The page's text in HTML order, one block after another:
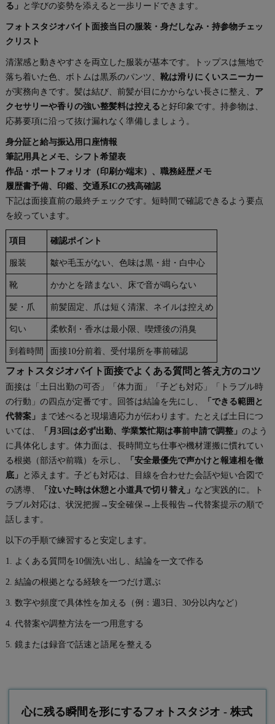
る」 と学びの姿勢を添えると一歩リードできます。
フォトスタジオバイト面接当日の服装・身だしなみ・持参物チェッ
クリスト
清潔感と動きやすさを両立した服装が基本です。トップスは無地で
落ち着いた色、ボトムは黒系のパンツ、 靴は滑りにくいスニーカー
が実務向きです。髪は結び、前髪が目にかからない長さに整え、 ア
クセサリーや香りの強い整髪料は控える と好印象です。持参物は、
応募要項に沿って抜け漏れなく準備しましょう。
身分証と給与振込用口座情報
筆記用具とメモ、シフト希望表
作品・ポートフォリオ（印刷か端末）、職務経歴メモ
履歴書予備、印鑑、交通系ICの残高確認
下記は面接直前の最終チェックです。短時間で確認できるよう要点
を絞っています。
項目 確認ポイント
服装 皺や毛玉がない、色味は黒・紺・白中心
靴 かかとを踏まない、床で音が鳴らない
髪・爪 前髪固定、爪は短く清潔、ネイルは控えめ
匂い 柔軟剤・香水は最小限、喫煙後の消臭
到着時間 面接10分前着、受付場所を事前確認
フォトスタジオバイト面接でよくある質問と答え方のコツ
面接は「土日出勤の可否」「体力面」「子ども対応」「トラブル時
の行動」の四点が定番です。回答は結論を先にし、
「できる範囲と
代替案」
まで述べると現場適応力が伝わります。たとえば土日につ
いては、
「月3回は必ず出勤、学業繁忙期は事前申請で調整」 のよう
に具体化します。体力面は、長時間立ち仕事や機材運搬に慣れてい
る根拠（部活や前職）を示し、
「安全最優先で声かけと報連相を徹
底」 と添えます。子ども対応は、目線を合わせた会話や短い合図で
の誘導、
「泣いた時は休憩と小道具で切り替え」 など実践的に。ト
ラブル対応は、状況把握→安全確保→上長報告→代替案提示の順で
話します。
以下の手順で練習すると安定します。
1. よくある質問を10個洗い出し、結論を一文で作る
2. 結論の根拠となる経験を一つだけ選ぶ
3. 数字や頻度で具体性を加える（例：週3日、30分以内など）
4. 代替案や調整方法を一つ用意する
5. 鏡または録音で話速と語尾を整える
心に残る瞬間を形にするフォトスタジオ - 株式